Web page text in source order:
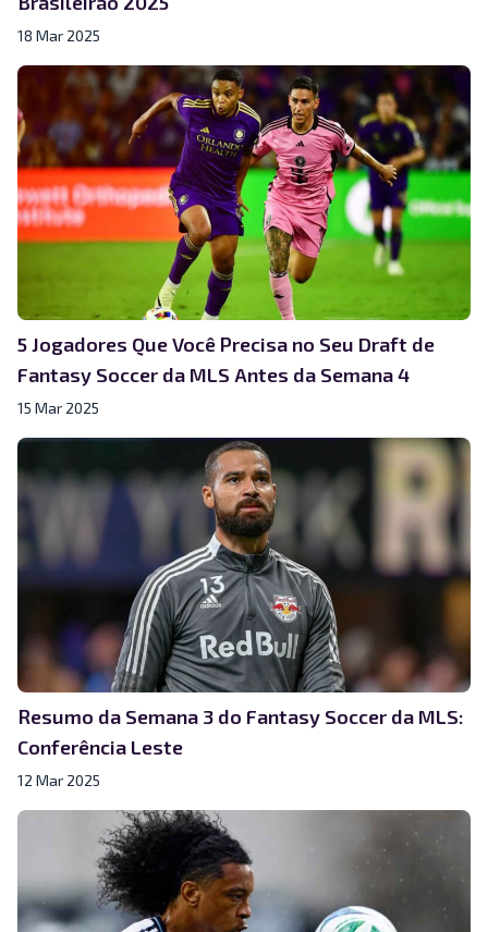
18 Mar 2025
5 Jogadores Que Você Precisa no Seu Draft de
Fantasy Soccer da MLS Antes da Semana 4
15 Mar 2025
Resumo da Semana 3 do Fantasy Soccer da MLS:
Conferência Leste
12 Mar 2025